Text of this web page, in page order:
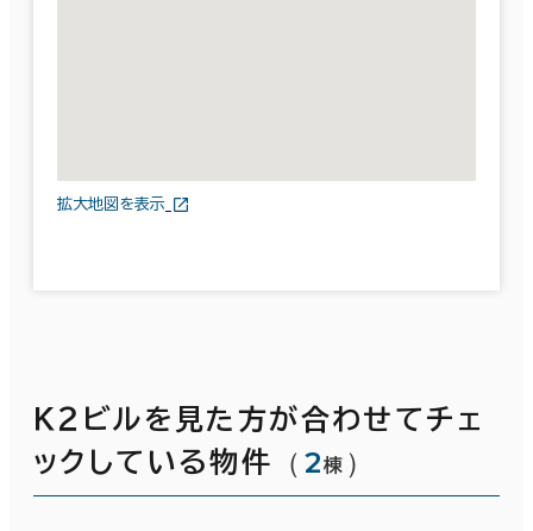
拡大地図を表示
Ｋ２ビルを見た方が合わせてチェ
ックしている物件
（ 2棟 ）